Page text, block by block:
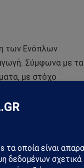
των Ενόπλων
Σύμφωνα με τα
με στόχο
μεγάλες
υπογράμμισε ότι
ελληνικά
γραμμή